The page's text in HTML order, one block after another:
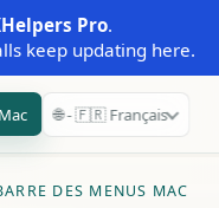
Pro.
keep updating here.
🌐 - 🇫🇷 Français
DES MENUS MAC